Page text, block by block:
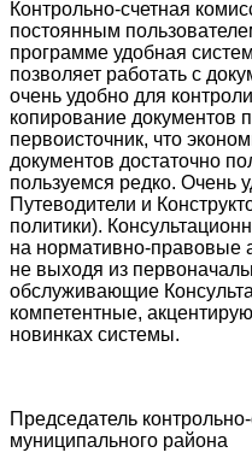
Контрольно-счетная
постоянным
программе удобная
позволяет работать с
очень удобно для
копирование документов
первоисточник, что
документов достаточно
пользуемся редко. Очень
Путеводители и
политики).
на нормативно-правовые
не выходя из
обслуживающие
компетентные,
новинках системы.
Председатель
муниципального района